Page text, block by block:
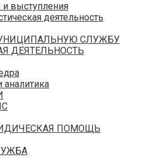
и выступления
деятельность
СЛУЖБУ
ДЕЯТЕЛЬНОСТЬ
аналитика
ПОМОЩЬ